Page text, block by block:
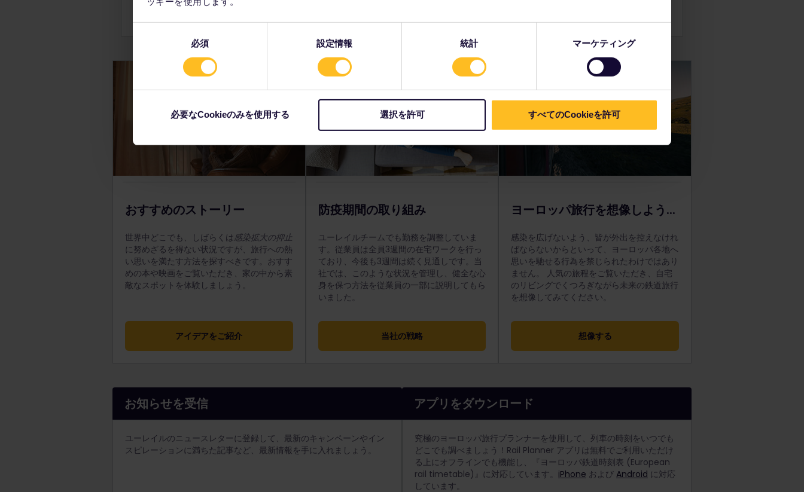
必須 設定情報 統計 マーケティング
必要なCookieのみを使用する 選択を許可 すべてのCookieを許可
おすすめのストーリー
世界中どこでも、しばらくは感染拡大の抑止
に努めざるを得ない状況ですが、旅行への熱
い思いを満たす方法を探すべきです。おすす
めの本や映画をご覧いただき、家の中から素
敵なスポットを体験しましょう。
アイデアをご紹介
防疫期間の取り組み
ユーレイルチームでも勤務を調整していま
す。従業員は全員3週間の在宅ワークを行っ
ており、今後も3週間は続く見通しです。当
社では、このような状況を管理し、健全な心
身を保つ方法を従業員の一部に説明してもら
いました。
当社の戦略
ヨーロッパ旅行を想像しよう...
感染を広げないよう、皆が外出を控えなけれ
ばならないからといって、ヨーロッパ各地へ
思いを馳せる行為を禁じられたわけではあり
ません。 人気の旅程をご覧いただき、自宅
のリビングでくつろぎながら未来の鉄道旅行
を想像してみてください。
想像する
お知らせを受信
ユーレイルのニュースレターに登録して、最新のキャンペーンやイン
スピレーションに満ちた記事など、最新情報を手に入れましょう。
アプリをダウンロード
究極のヨーロッパ旅行プランナーを使用して、列車の時刻をいつでも
どこでも調べましょう！Rail Planner アプリは無料でご利用いただけ
る上にオフラインでも機能し、『ヨーロッパ鉄道時刻表 (European
rail timetable)』に対応しています。 iPhone および Android に対応
しています。